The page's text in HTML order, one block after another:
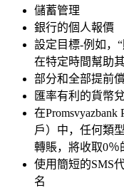
儲蓄管理
銀行的個人報價
設定目標-例如，
在特定時間幫助其
部分和全部提前
匯率有利的貨幣
在
戶）中，任何類
轉賬，將收取0％
使用簡短的SMS
名